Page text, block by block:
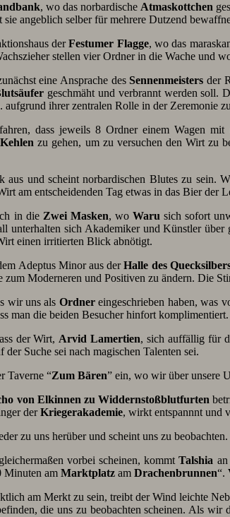
, wo das norbardische Atmaskottchen
sie angeblich selber für mehrere Dutzend
derFestumer Flagge, wo das
stellen vier Ordner in die Wache und
eine Ansprache desSennenmeisters der
geschmäht und verbrannt werden soll.
aufgrund ihrer zentralen Rolle in der Zeremonie
dass jeweils 8 Ordner einem Wagen mit
zu gehen, um zu versuchen den Wirt zu
aus und scheint norbardischen Blutes zu sein.
am entscheidenden Tag etwas in das Bier der
in die Zwei Masken, woWaru sich sofort
unterhalten sich Akademiker und Künstler
einen irritierten Blick abnötigt.
Adeptus Minor aus derHalle des
zum Moderneren und Positiven zu ändern. Die
wir uns als Ordnereingeschrieben haben, was
man die beiden Besucher hinfort komplimentiert.
der Wirt, Arvid Lamertien, sich auffällig für
der Suche sei nach magischen Talenten sei.
Taverne “Zum Bären” ein, wo wir über unsere
von Elkinnen zu Widdernstoßblutfurten
derKriegerakademie, wirkt entspannnt und
zu uns herüber und scheint uns zu
vorbei scheinen, kommtTalshia
Minuten am Marktplatz am Drachenbrunnen“.
am Merkt zu sein, treibt der Wind leichte
die uns zu beobachten scheinen. Als